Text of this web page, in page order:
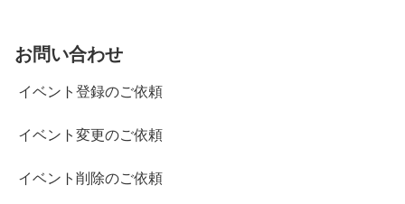
お問い合わせ
イベント登録のご依頼
イベント変更のご依頼
イベント削除のご依頼